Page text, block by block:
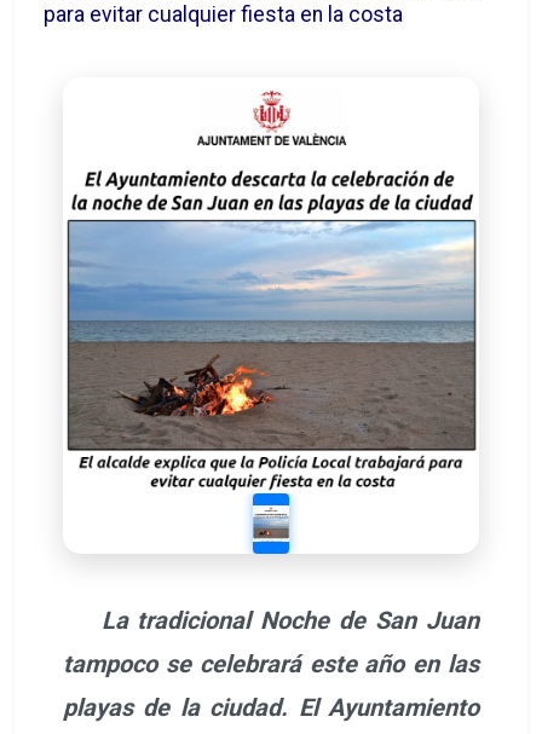
para evitar cualquier fiesta en la costa
La tradicional Noche de San Juan
tampoco se celebrará este año en las
playas de la ciudad. El Ayuntamiento